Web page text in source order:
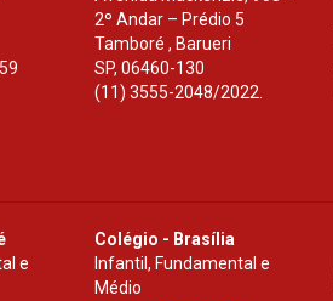
2º Andar – Prédio 5
Tamboré , Barueri
SP, 06460-130
(11) 3555-2048/2022.
e
Colégio - Brasília
Infantil, Fundamental e
Médio